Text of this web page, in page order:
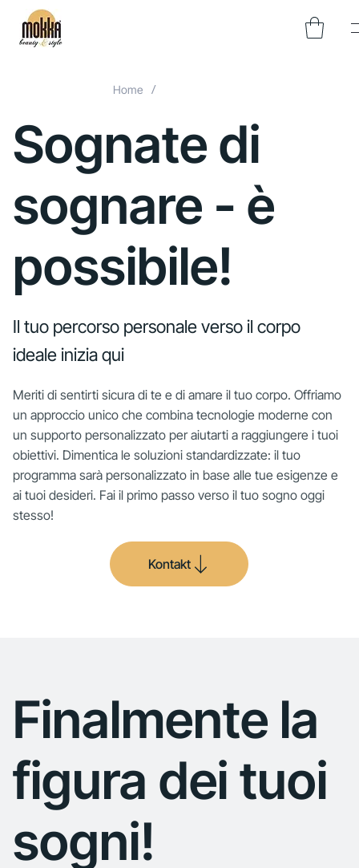
Home /
Sognate di
sognare - è
possibile!
Il tuo percorso personale verso il corpo
ideale inizia qui
Meriti di sentirti sicura di te e di amare il tuo corpo. Offriamo
un approccio unico che combina tecnologie moderne con
un supporto personalizzato per aiutarti a raggiungere i tuoi
obiettivi. Dimentica le soluzioni standardizzate: il tuo
programma sarà personalizzato in base alle tue esigenze e
ai tuoi desideri. Fai il primo passo verso il tuo sogno oggi
stesso!
Kontakt
Finalmente la
figura dei tuoi
sogni!